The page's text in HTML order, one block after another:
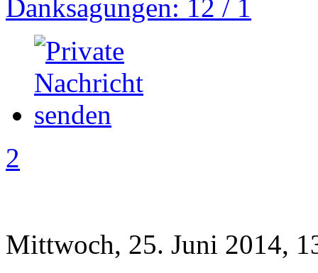
Danksagungen: 12 / 1
2
Mittwoch, 25. Juni 2014,